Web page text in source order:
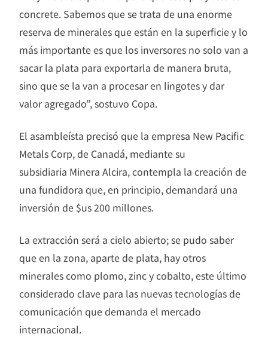
concrete. Sabemos que se trata de una enorme
reserva de minerales que están en la superficie y lo
más importante es que los inversores no solo van a
sacar la plata para exportarla de manera bruta,
sino que se la van a procesar en lingotes y dar
valor agregado”, sostuvo Copa.
El asambleísta precisó que la empresa New Pacific
Metals Corp, de Canadá, mediante su
subsidiaria Minera Alcira, contempla la creación de
una fundidora que, en principio, demandará una
inversión de $us 200 millones.
La extracción será a cielo abierto; se pudo saber
que en la zona, aparte de plata, hay otros
minerales como plomo, zinc y cobalto, este último
considerado clave para las nuevas tecnologías de
comunicación que demanda el mercado
internacional.